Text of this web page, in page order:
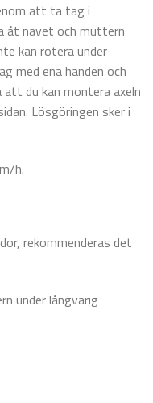
att ta tag i
åt navet och muttern
kan rotera under
med ena handen och
du kan montera axeln
Lösgöringen sker i
h.
rekommenderas det
under långvarig